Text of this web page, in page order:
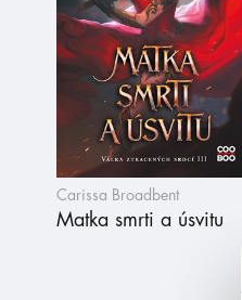
Carissa Broadbent
Matka smrti a úsvitu